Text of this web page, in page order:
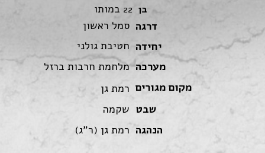
בן 22 במותו
דרגה
סמל ראשון
יחידה
חטיבת גולני
מערכה מלחמת חרבות ברזל
מקום מגורים
רמת גן
שבט
שקמה
הנהגה רמת גן (ר"ג)